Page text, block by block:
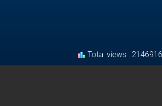
Total views : 2146916